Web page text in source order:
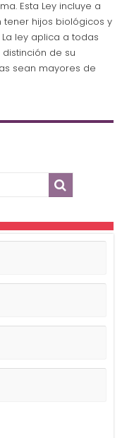
Esta Ley incluye a
tener hijos biológicos y
ley aplica a todas
de su
sean mayores de